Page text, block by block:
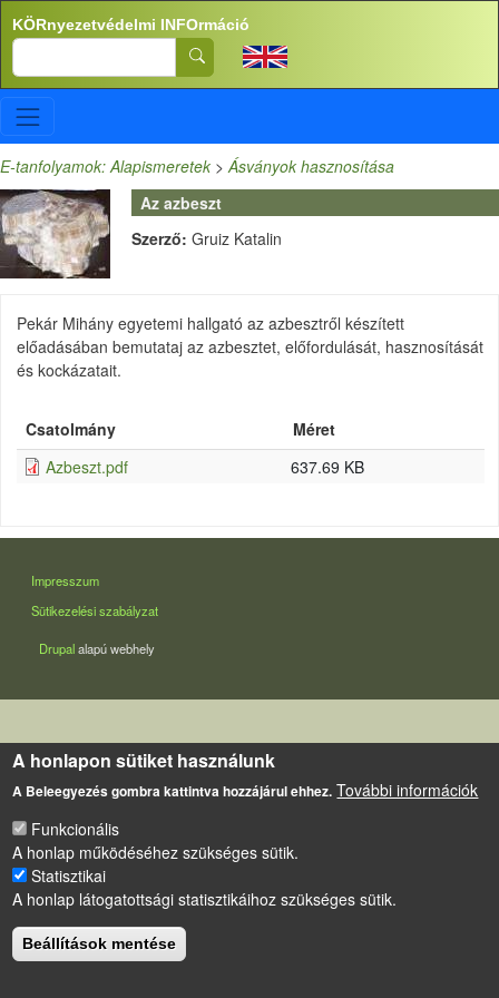
Ugrás a tartalomra
KÖRnyezetvédelmi INFOrmáció
Search
E-tanfolyamok: Alapismeretek >Ásványok hasznosítása
Az azbeszt
Szerző: Gruiz Katalin
Pekár Mihány egyetemi hallgató az azbesztről készített
előadásában bemutataj az azbesztet, előfordulását, hasznosítását
és kockázatait.
Csatolmány
Méret
Azbeszt.pdf
637.69 KB
LÁBLÉC
Impresszum
Sütikezelési szabályzat
Drupalalapú webhely
A honlapon sütiket használunk
A Beleegyezés gombra kattintva hozzájárul ehhez. További információk
Funkcionális
A honlap működéséhez szükséges sütik.
Statisztikai
A honlap látogatottsági statisztikáihoz szükséges sütik.
Beállítások mentése